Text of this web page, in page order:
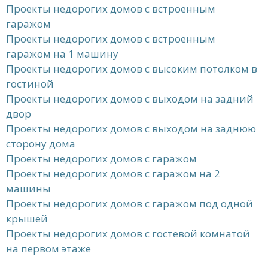
Проекты недорогих домов с встроенным
гаражом
Проекты недорогих домов с встроенным
гаражом на 1 машину
Проекты недорогих домов с высоким потолком в
гостиной
Проекты недорогих домов с выходом на задний
двор
Проекты недорогих домов с выходом на заднюю
сторону дома
Проекты недорогих домов с гаражом
Проекты недорогих домов с гаражом на 2
машины
Проекты недорогих домов с гаражом под одной
крышей
Проекты недорогих домов с гостевой комнатой
на первом этаже